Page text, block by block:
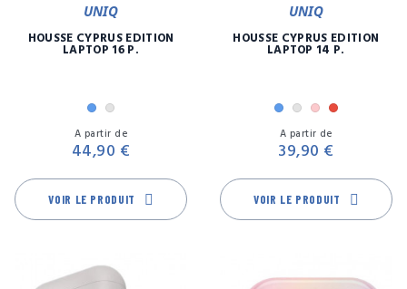
UNIQ
HOUSSE CYPRUS EDITION
LAPTOP 16 P.
BleuGris
A partir de
44,90 €
VOIR LE PRODUIT
UNIQ
HOUSSE CYPRUS EDITION
LAPTOP 14 P.
BleuGrisRoseRouge
A partir de
39,90 €
VOIR LE PRODUIT